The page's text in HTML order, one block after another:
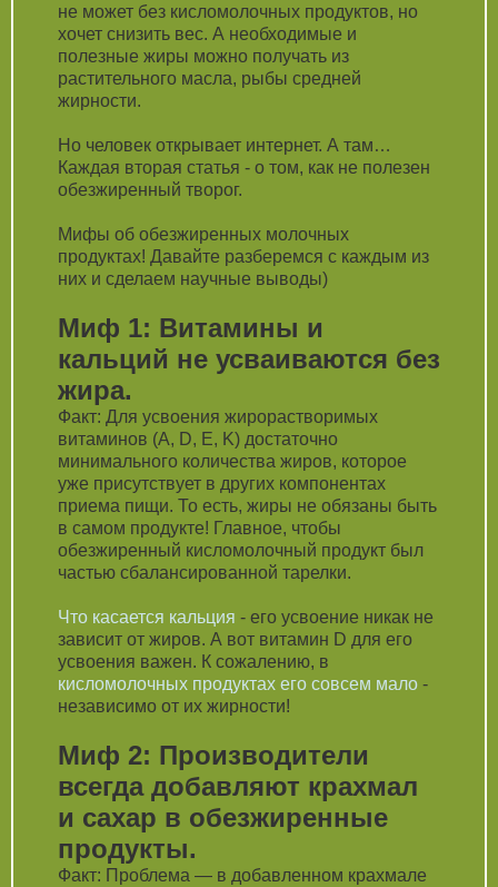
не может без кисломолочных продуктов, но
хочет снизить вес. А необходимые и
полезные жиры можно получать из
растительного масла, рыбы средней
жирности.
Но человек открывает интернет. А там…
Каждая вторая статья - о том, как не полезен
обезжиренный творог.
Мифы об обезжиренных молочных
продуктах! Давайте разберемся с каждым из
них и сделаем научные выводы)
Миф 1: Витамины и
кальций не усваиваются без
жира.
Факт: Для усвоения жирорастворимых
витаминов (A, D, E, K) достаточно
минимального количества жиров, которое
уже присутствует в других компонентах
приема пищи. То есть, жиры не обязаны быть
в самом продукте! Главное, чтобы
обезжиренный кисломолочный продукт был
частью сбалансированной тарелки.
Что касается кальция - его усвоение никак не
зависит от жиров. А вот витамин D для его
усвоения важен. К сожалению, в
кисломолочных продуктах его совсем мало -
независимо от их жирности!
Миф 2: Производители
всегда добавляют крахмал
и сахар в обезжиренные
продукты.
Факт: Проблема — в добавленном крахмале